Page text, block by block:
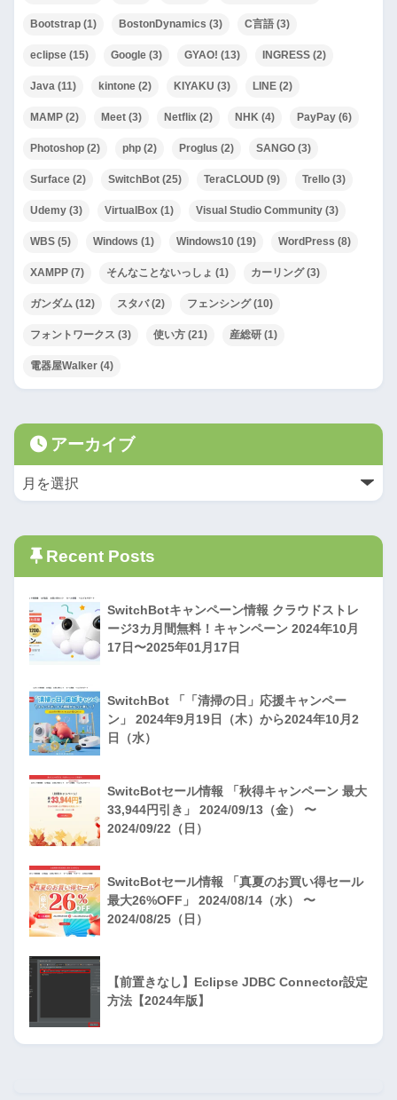
Bootstrap (1) BostonDynamics (3) C言語 (3)
eclipse (15) Google (3) GYAO! (13) INGRESS (2)
Java (11) kintone (2) KIYAKU (3) LINE (2)
MAMP (2) Meet (3) Netflix (2) NHK (4) PayPay (6)
Photoshop (2) php (2) Proglus (2) SANGO (3)
Surface (2) SwitchBot (25) TeraCLOUD (9) Trello (3)
Udemy (3) VirtualBox (1) Visual Studio Community (3)
WBS (5) Windows (1) Windows10 (19) WordPress (8)
XAMPP (7) そんなことないっしょ (1) カーリング(3)
ガンダム (12) スタバ(2) フェンシング(10)
フォントワークス (3) 使い方 (21) 産総研 (1)
電器屋Walker (4)
アーカイブ
Recent Posts
SwitchBotキャンペーン情報 クラウドストレ
ージ3カ月間無料！キャンペーン 2024年10月
17日〜2025年01月17日
SwitchBot 「「清掃の日」応援キャンペー
ン」 2024年9月19日（木）から2024年10月2
日（水）
SwitcBotセール情報 「秋得キャンペーン 最大
33,944円引き」 2024/09/13（金） 〜
2024/09/22（日）
SwitcBotセール情報 「真夏のお買い得セール
最大26%OFF」 2024/08/14（水） 〜
2024/08/25（日）
【前置きなし】Eclipse JDBC Connector設定
方法【2024年版】